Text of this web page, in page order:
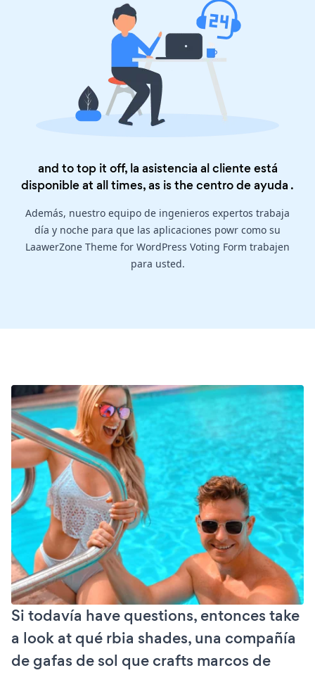
and to top it off, la asistencia al cliente está
disponible at all times, as is thecentro de ayuda .
Además, nuestro equipo de ingenieros expertos trabaja
día y noche para que las aplicaciones powr como su
LaawerZone Theme for WordPress Voting Form trabajen
para usted.
Si todavía have questions, entonces take
a look at qué rbia shades, una compañía
de gafas de sol que crafts marcos de